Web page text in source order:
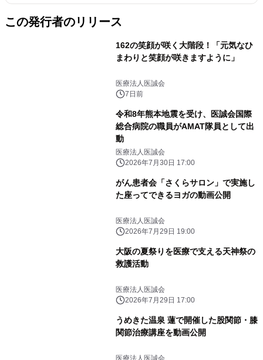
この発行者のリリース
162の笑顔が咲く大階段！「元気なひ
まわりと笑顔が咲きますように」
医療法人医誠会
7日前
令和8年熊本地震を受け、医誠会国際
総合病院の職員がAMAT隊員として出
動
医療法人医誠会
2026年7月30日 17:00
がん患者会「さくらサロン」で実施し
た座ってできるヨガの動画公開
医療法人医誠会
2026年7月29日 19:00
大阪の夏祭りを医療で支える天神祭の
救護活動
医療法人医誠会
2026年7月29日 17:00
うめきた温泉 蓮で開催した股関節・膝
関節治療講座を動画公開
医療法人医誠会